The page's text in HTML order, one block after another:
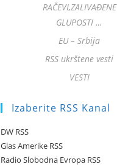
RAČEVI,ZALIVAĐENE
GLUPOSTI …
EU – Srbija
RSS ukrštene vesti
VESTI
Izaberite RSS Kanal
DW RSS
Glas Amerike RSS
Radio Slobodna Evropa RSS